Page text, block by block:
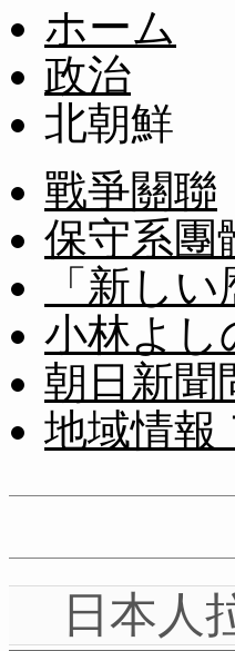
ホーム
政治
北朝鮮
戰爭關聯
保守系團
「新し
小林よし
朝日新聞
地域情報
日本人